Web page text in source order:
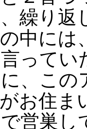
繰り返
中には
って
、この
お住ま
営巣し